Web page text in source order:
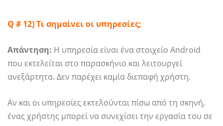
Q # 12) Τι σημαίνει οι υπηρεσίες;
Απάντηση: Η υπηρεσία είναι ένα στοιχείο Android
που εκτελείται στο παρασκήνιο και λειτουργεί
ανεξάρτητα. Δεν παρέχει καμία διεπαφή χρήστη.
Αν και οι υπηρεσίες εκτελούνται πίσω από τη σκηνή,
ένας χρήστης μπορεί να συνεχίσει την εργασία του σε